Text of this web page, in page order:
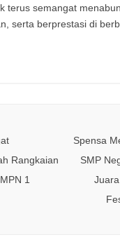
terus semangat
serta berprestasi di
Rangkaian
1
Spensa
SMP